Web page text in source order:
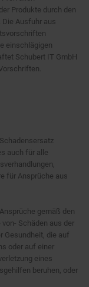
Produkte durch den
Ausfuhr aus
einschlägigen
Schubert IT GmbH
auch für alle
für Ansprüche aus
gemäß den
Schäden aus der
Gesundheit, die auf
oder auf einer
eines
beruhen, oder